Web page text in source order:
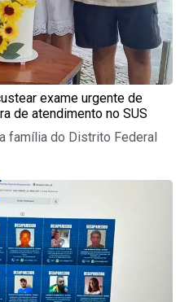
exame urgente de
de atendimento no SUS
família do Distrito Federal